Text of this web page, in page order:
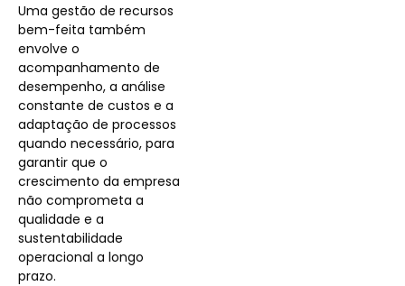
Uma gestão de recursos
bem-feita também
envolve o
acompanhamento de
desempenho, a análise
constante de custos e a
adaptação de processos
quando necessário, para
garantir que o
crescimento da empresa
não comprometa a
qualidade e a
sustentabilidade
operacional a longo
prazo.